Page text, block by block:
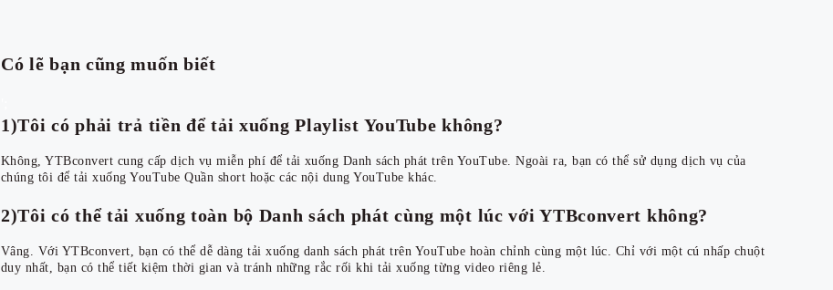
Có lẽ bạn cũng muốn biết
1)Tôi có phải trả tiền để tải xuống Playlist YouTube không?
Không, YTBconvert cung cấp dịch vụ miễn phí để tải xuống Danh sách phát trên YouTube. Ngoài ra, bạn có thể sử dụng dịch vụ của
chúng tôi để tải xuống YouTube Quần short hoặc các nội dung YouTube khác.
2)Tôi có thể tải xuống toàn bộ Danh sách phát cùng một lúc với YTBconvert không?
Vâng. Với YTBconvert, bạn có thể dễ dàng tải xuống danh sách phát trên YouTube hoàn chỉnh cùng một lúc. Chỉ với một cú nhấp chuột
duy nhất, bạn có thể tiết kiệm thời gian và tránh những rắc rối khi tải xuống từng video riêng lẻ.